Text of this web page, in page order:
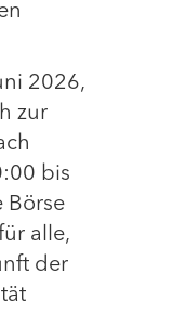
2026,
zur
bis
Börse
alle,
der